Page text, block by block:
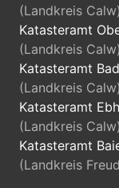
(Landkreis Calw)
Katasteramt
(Landkreis Calw)
Katasteramt
(Landkreis Calw)
Katasteramt
(Landkreis Calw)
Katasteramt
(Landkreis